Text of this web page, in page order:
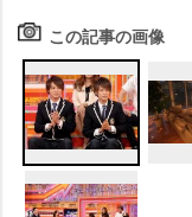
この記事の画像